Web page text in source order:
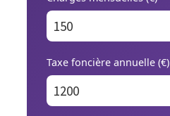
Taxe foncière annuelle (€)